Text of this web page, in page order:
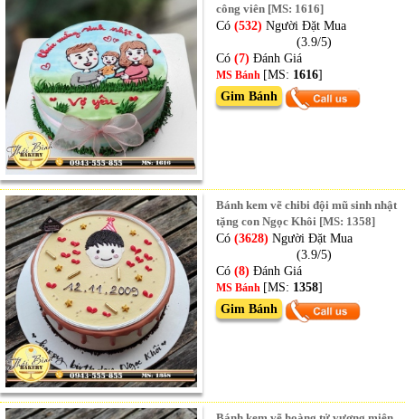
công viên [MS: 1616]
Có(532) Người Đặt Mua
(3.9/5)
Có (7)Đánh Giá
MS Bánh [MS: 1616]
Gim Bánh
Bánh kem vẽ chibi đội mũ sinh nhật
tặng con Ngọc Khôi [MS: 1358]
Có(3628) Người Đặt Mua
(3.9/5)
Có (8)Đánh Giá
MS Bánh [MS: 1358]
Gim Bánh